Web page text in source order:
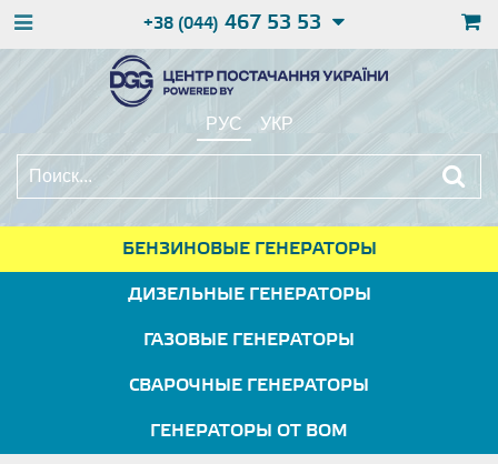
+38 (044) 467 53 53
РУС УКР
БЕНЗИНОВЫЕ ГЕНЕРАТОРЫ
ДИЗЕЛЬНЫЕ ГЕНЕРАТОРЫ
ГАЗОВЫЕ ГЕНЕРАТОРЫ
СВАРОЧНЫЕ ГЕНЕРАТОРЫ
ГЕНЕРАТОРЫ ОТ ВОМ